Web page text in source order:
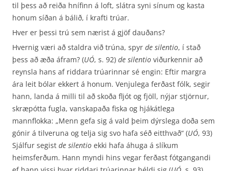
til þess að reiða hnífinn á loft, slátra syni sínum og kasta
honum síðan á bálið, í krafti trúar.
Hver er þessi trú sem nærist á gjöf dauðans?
Hvernig væri að staldra við trúna, spyr de silentio, í stað
þess að æða áfram? (UÓ, s. 92) de silentio viðurkennir að
reynsla hans af riddara trúarinnar sé engin: Eftir margra
ára leit bólar ekkert á honum. Venjulega ferðast fólk, segir
hann, landa á milli til að skoða fljót og fjöll, nýjar stjörnur,
skræpótta fugla, vanskapaða fiska og hjákátlega
mannflokka: „Menn gefa sig á vald þeim dýrslega doða sem
gónir á tilveruna og telja sig svo hafa séð eitthvað“ (UÓ, 93)
Sjálfur segist de silentio ekki hafa áhuga á slíkum
heimsferðum. Hann myndi hins vegar ferðast fótgangandi